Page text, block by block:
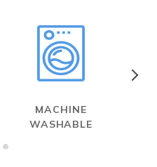
MACHINE
WASHABLE